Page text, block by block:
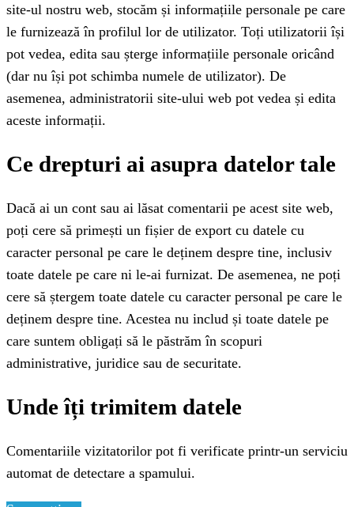
site-ul nostru web, stocăm și informațiile personale pe care
le furnizează în profilul lor de utilizator. Toți utilizatorii își
pot vedea, edita sau șterge informațiile personale oricând
(dar nu își pot schimba numele de utilizator). De
asemenea, administratorii site-ului web pot vedea și edita
aceste informații.
Ce drepturi ai asupra datelor tale
Dacă ai un cont sau ai lăsat comentarii pe acest site web,
poți cere să primești un fișier de export cu datele cu
caracter personal pe care le deținem despre tine, inclusiv
toate datele pe care ni le-ai furnizat. De asemenea, ne poți
cere să ștergem toate datele cu caracter personal pe care le
deținem despre tine. Acestea nu includ și toate datele pe
care suntem obligați să le păstrăm în scopuri
administrative, juridice sau de securitate.
Unde îți trimitem datele
Comentariile vizitatorilor pot fi verificate printr-un serviciu
automat de detectare a spamului.